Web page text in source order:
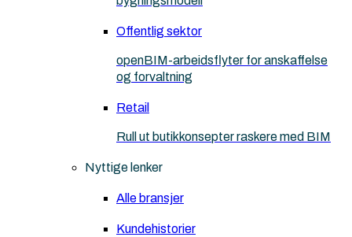
Offentlig sektor
openBIM-arbeidsflyter for anskaffelse
og forvaltning
Retail
Rull ut butikkonsepter raskere med BIM
Nyttige lenker
Alle bransjer
Kundehistorier